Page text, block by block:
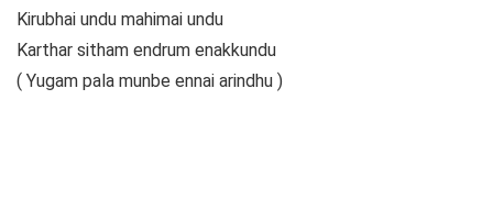
Kirubhai undu mahimai undu
Karthar sitham endrum enakkundu
( Yugam pala munbe ennai arindhu )